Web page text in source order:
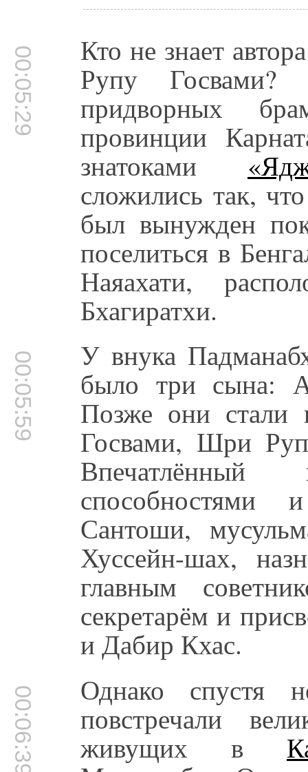
00:05:29 Кто не знает
Рупу
придворных
провинции
знатоками
сложились так,
был вынужден
поселиться в
Наяахати,
Бхагиратхи.
00:05:59 У внука
было три сына:
Позже они стали
Госвами, Шри
Впечатлённый
Сантоши,
Хуссейн-шах,
главным
секретарём и
и Дабир Кхас.
00:06:39 Однако спустя
повстречали
живущих в